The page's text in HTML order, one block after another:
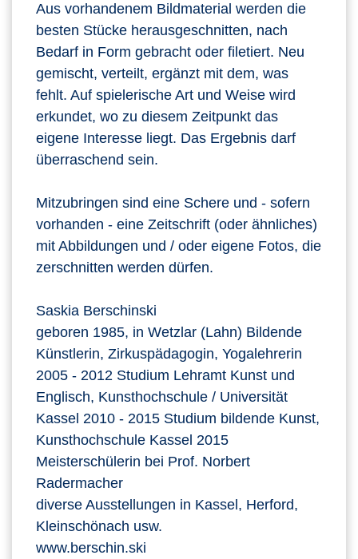
Aus vorhandenem Bildmaterial werden die
besten Stücke herausgeschnitten, nach
Bedarf in Form gebracht oder filetiert. Neu
gemischt, verteilt, ergänzt mit dem, was
fehlt. Auf spielerische Art und Weise wird
erkundet, wo zu diesem Zeitpunkt das
eigene Interesse liegt. Das Ergebnis darf
überraschend sein.
Mitzubringen sind eine Schere und - sofern
vorhanden - eine Zeitschrift (oder ähnliches)
mit Abbildungen und / oder eigene Fotos, die
zerschnitten werden dürfen.
Saskia Berschinski
geboren 1985, in Wetzlar (Lahn) Bildende
Künstlerin, Zirkuspädagogin, Yogalehrerin
2005 - 2012 Studium Lehramt Kunst und
Englisch, Kunsthochschule / Universität
Kassel 2010 - 2015 Studium bildende Kunst,
Kunsthochschule Kassel 2015
Meisterschülerin bei Prof. Norbert
Radermacher
diverse Ausstellungen in Kassel, Herford,
Kleinschönach usw.
www.berschin.ski